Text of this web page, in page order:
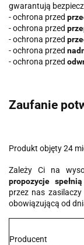
gwarantują
- ochrona przed
- ochrona przed
- ochrona przed
- ochrona przed
- ochrona przed
Zaufanie
Produkt objęty 24
Zależy Ci na
propozycje
przez nas
obowiązującą od
Producent